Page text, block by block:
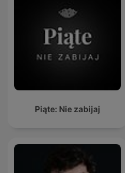
Piąte: Nie zabijaj